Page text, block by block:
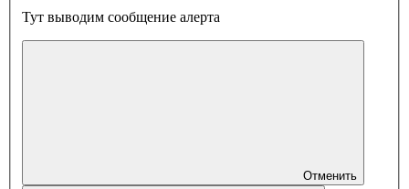
Тут выводим сообщение алерта
Отменить